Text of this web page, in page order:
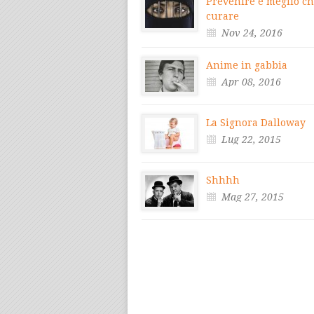
curare
Nov 24, 2016
Anime in gabbia
Apr 08, 2016
La Signora Dalloway
Lug 22, 2015
Shhhh
Mag 27, 2015